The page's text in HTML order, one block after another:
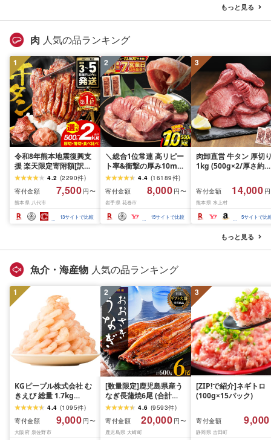
もっと見る
肉 人気の品ランキング
1
令和8年熊本地震復興支
援 楽天限定寄附額[訳あ
り]牛タン 500g〜2kg 肉
牛肉 訳あり 牛タン 冷凍
小分け 厚切り 薄切り 食
べ比べ 500g 1kg 1.5kg
2kg 牛 人気 ビーフ 牛た
ん ふるさと納税 ランキ
4.2 (2290件)
寄付金額
7,500 円〜
熊本県 八代市
13サイトで比較
2
＼総合1位常連 高リピー
ト率&衝撃の厚み10mm
厚切り牛タン 塩味/ ≪ス
ピード発送!!10営業日以
内発送≫ 選べる内容量
500g / 1kg 定期便 毎月
届く 牛肉 肉 BBQ ふるさ
と 人気 ランキング 岩手
4.4 (16189件)
寄付金額
8,000 円〜
岩手県 花巻市
15サイトで比較
3
肉卸直営 牛タン 厚切
1kg (500g×2/厚さ約
牛肉 焼肉 冷凍 スライ
業務用 バーベキュー
BBQ おつまみ ギフト
祝い お中元 夏ギフト
寄付金額 14,000
熊本県 水上村
5サイトで比
もっと見る
魚介・海産物 人気の品ランキング
1
KGピープル株式会社 む
きえび 総量 1.7kg
(850g×2P) 特大 5Lサイ
ズ バナメイエビ バラ凍
結 下処理不要 サイズ不
揃い 訳あり
4.4 (1095件)
寄付金額
9,000 円〜
大阪府 泉佐野市
2
[数量限定]鹿児島県産う
なぎ長蒲焼6尾 (合計
600g以上)4.6 (9593件)
寄付金額
20,000 円〜
鹿児島県 大崎町
3
[ZIP!で紹介]ネギトロ
(100g×15パック)
寄付金額 9,000
静岡県 吉田町